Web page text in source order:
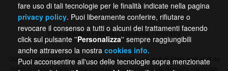
Videogallery/ News/Cookies/Privacy
Obblighi informativi per le erogazioni pubbliche: gli aiuti di Stato e gli aiuti de
minimis ricevuti dalla nostra impresa sono contenuti nel Registro nazionale
fare uso di tali tecnologie per le finalità indicate nella pagina
privacy policy. Puoi liberamente conferire, rifiutare o
revocare il consenso a tutti o alcuni dei trattamenti facendo
click sul pulsante ''Personalizza'' sempre raggiungibili
anche attraverso la nostra cookies info.
Puoi acconsentire all'uso delle tecnologie sopra menzionate